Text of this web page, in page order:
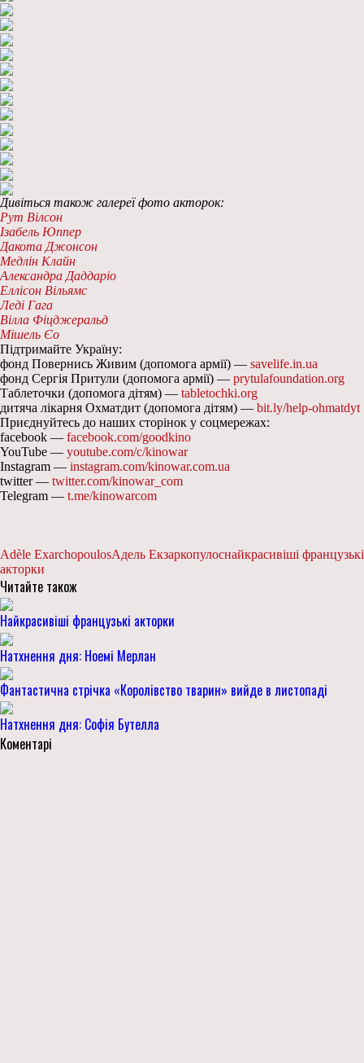
Дивіться також галереї фото акторок:
Рут Вілсон
Ізабель Юппер
Дакота Джонсон
Медлін Клайн
Александра Даддаріо
Еллісон Вільямс
Леді Гага
Вілла Фіцджеральд
Мішель Єо
Підтримайте Україну:
фонд Повернись Живим (допомога армії) — savelife.in.ua
фонд Сергія Притули (допомога армії) — prytulafoundation.org
Таблеточки (допомога дітям) — tabletochki.org
дитяча лікарня Охматдит (допомога дітям) — bit.ly/help-ohmatdyt
Приєднуйтесь до наших сторінок у соцмережах:
facebook — facebook.com/goodkino
YouTube — youtube.com/c/kinowar
Instagram — instagram.com/kinowar.com.ua
twitter — twitter.com/kinowar_com
Telegram — t.me/kinowarcom
Adèle ExarchopoulosАдель Екзаркопулоснайкрасивіші французькі
акторки
Читайте також
Найкрасивіші французькі акторки
Натхнення дня: Ноемі Мерлан
Фантастична стрічка «Королівство тварин» вийде в листопаді
Натхнення дня: Софія Бутелла
Коментарі